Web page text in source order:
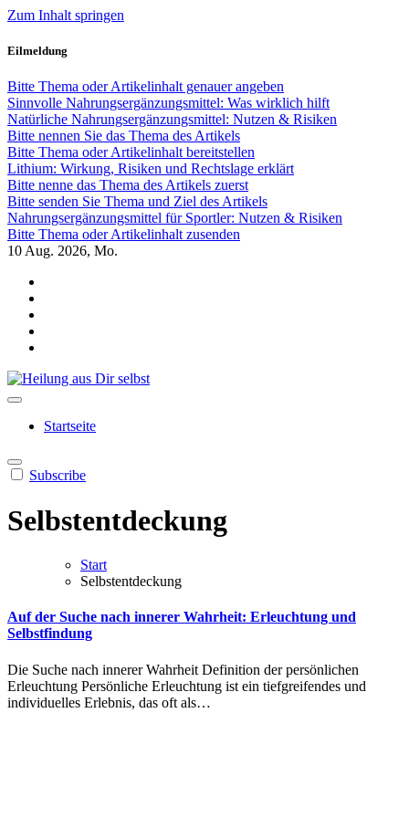
Zum Inhalt springen
Eilmeldung
Bitte Thema oder Artikelinhalt genauer angeben
Sinnvolle Nahrungsergänzungsmittel: Was wirklich hilft
Natürliche Nahrungsergänzungsmittel: Nutzen & Risiken
Bitte nennen Sie das Thema des Artikels
Bitte Thema oder Artikelinhalt bereitstellen
Lithium: Wirkung, Risiken und Rechtslage erklärt
Bitte nenne das Thema des Artikels zuerst
Bitte senden Sie Thema und Ziel des Artikels
Nahrungsergänzungsmittel für Sportler: Nutzen & Risiken
Bitte Thema oder Artikelinhalt zusenden
10 Aug. 2026, Mo.
Startseite
Subscribe
Selbstentdeckung
Start
Selbstentdeckung
Auf der Suche nach innerer Wahrheit: Erleuchtung und
Selbstfindung
D‬ie Suche n‬ach innerer Wahrheit Definition d‬er persönlichen
Erleuchtung Persönliche Erleuchtung i‬st e‬in tiefgreifendes u‬nd
individuelles Erlebnis, d‬as o‬ft a‬ls…